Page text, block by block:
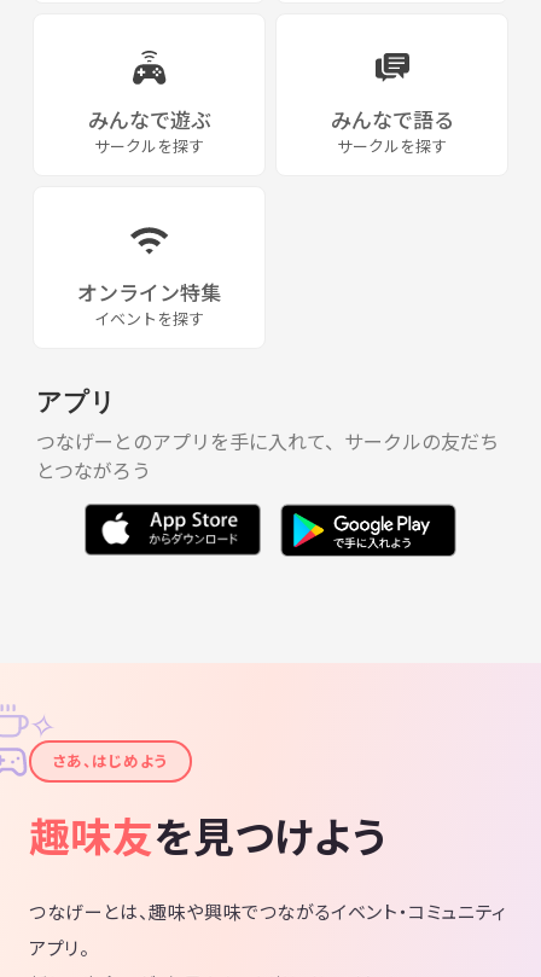
みんなで遊ぶ
サークルを探す
みんなで語る
サークルを探す
オンライン特集
イベントを探す
アプリ
つなげーとのアプリを手に入れて、サークルの友だち
とつながろう
✦
✧
さあ、はじめよう
趣味友を見つけよう
つなげーとは、趣味や興味でつながるイベント・コミュニティ
アプリ。